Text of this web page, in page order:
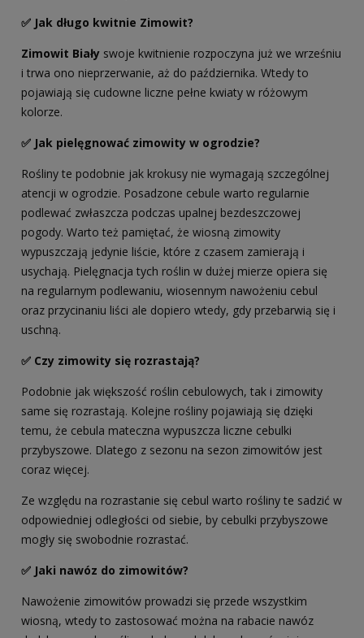
✅ Jak długo kwitnie Zimowit?
Zimowit Biały swoje kwitnienie rozpoczyna już we wrześniu
i trwa ono nieprzerwanie, aż do października. Wtedy to
pojawiają się cudowne liczne pełne kwiaty w różowym
kolorze.
✅ Jak pielęgnować zimowity w ogrodzie?
Rośliny te podobnie jak krokusy nie wymagają szczególnej
atencji w ogrodzie. Posadzone cebule warto regularnie
podlewać zwłaszcza podczas upalnej bezdeszczowej
pogody. Warto też pamiętać, że wiosną zimowity
wypuszczają jedynie liście, które z czasem zamierają i
usychają. Pielęgnacja tych roślin w dużej mierze opiera się
na regularnym podlewaniu, wiosennym nawożeniu cebul
oraz przycinaniu liści ale dopiero wtedy, gdy przebarwią się i
uschną.
✅ Czy zimowity się rozrastają?
Podobnie jak większość roślin cebulowych, tak i zimowity
same się rozrastają. Kolejne rośliny pojawiają się dzięki
temu, że cebula mateczna wypuszcza liczne cebulki
przybyszowe. Dlatego z sezonu na sezon zimowitów jest
coraz więcej.
Ze względu na rozrastanie się cebul warto rośliny te sadzić w
odpowiedniej odległości od siebie, by cebulki przybyszowe
mogły się swobodnie rozrastać.
✅ Jaki nawóz do zimowitów?
Nawożenie zimowitów prowadzi się przede wszystkim
wiosną, wtedy to zastosować można na rabacie nawóz